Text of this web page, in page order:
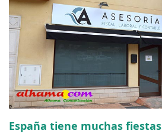
España tiene muchas fiestas